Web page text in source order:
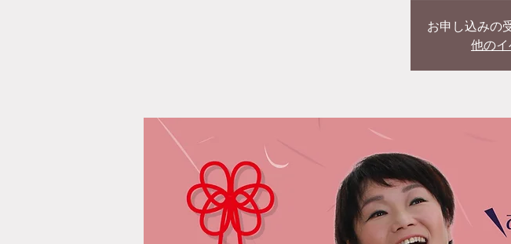
お申し込みの
他の